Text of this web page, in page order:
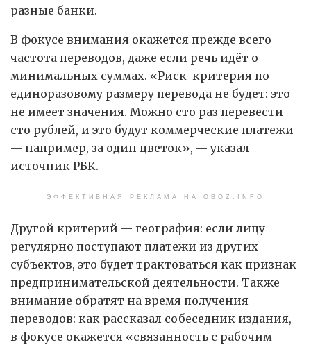
разные банки.
В фокусе внимания окажется прежде всего
частота переводов, даже если речь идёт о
минимальных суммах. «Риск-критерия по
единоразовому размеру перевода не будет: это
не имеет значения. Можно сто раз перевести
сто рублей, и это будут коммерческие платежи
— например, за один цветок», — указал
источник РБК.
ЭФФЕКТИВНАЯ РЕКЛАМА НА OBOZ.INFO
Другой критерий — география: если лицу
регулярно поступают платежи из других
субъектов, это будет трактоваться как признак
предпринимательской деятельности. Также
внимание обратят на время получения
переводов: как рассказал собеседник издания,
в фокусе окажется «связанность с рабочим